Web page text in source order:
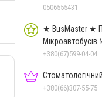
Дон.обл.
0506555431
★ BusMaster ★
Мікроавтобусів
+380(67)599-04-04
+380(66)307-55-75